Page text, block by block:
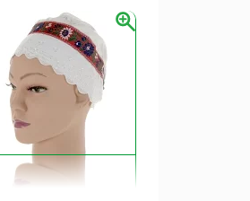
bohatých
každý región sa
Často sa zdobili
podkladom